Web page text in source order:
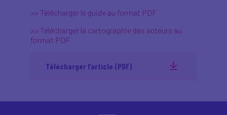
>> Télécharger le guide au format PDF
>> Télécharger la cartographie des acteurs au
format PDF
Télécharger l’article (PDF)